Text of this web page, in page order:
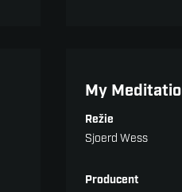
My
Režie
Sjoerd Wess
Producent